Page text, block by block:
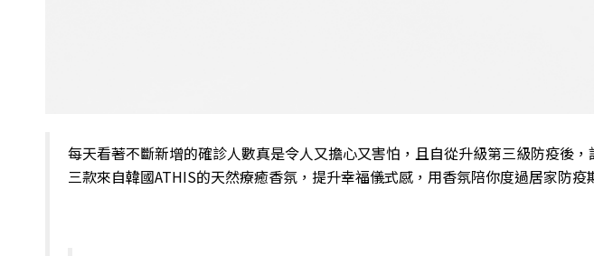
每天看著不斷新增的確診人數真是令人又擔心又害怕，且自從升級第三級防疫後
三款來自韓國ATHIS的天然療癒香氛，提升幸福儀式感，用香氛陪你度過居家防疫